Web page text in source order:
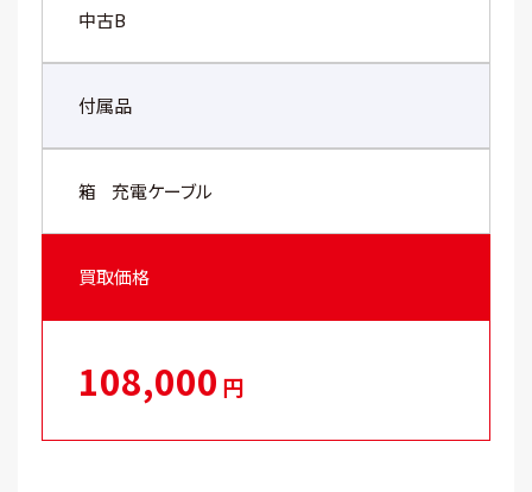
中古B
付属品
箱 充電ケーブル
買取価格
108,000 円